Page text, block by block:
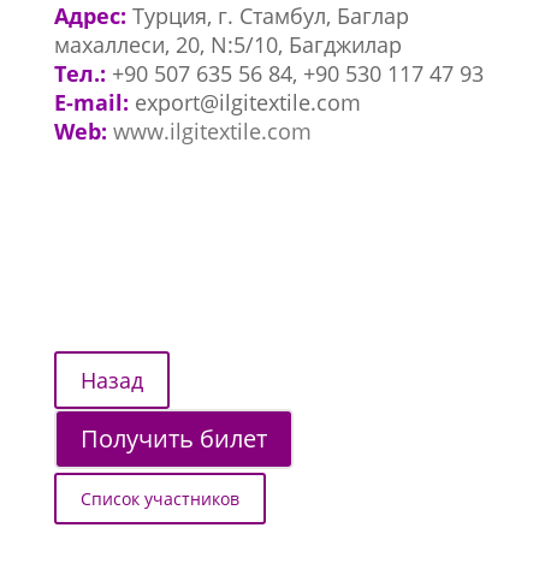
Адрес: Турция, г. Стамбул, Баглар
махаллеси, 20, N:5/10, Багджилар
Тел.: +90 507 635 56 84, +90 530 117 47 93
E-mail: export@ilgitextile.com
Web: www.ilgitextile.com
Получить билет
Список участников